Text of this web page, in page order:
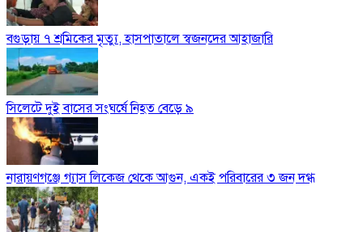
বগুড়ায় ৭ শ্রমিকের মৃত্যু, হাসপাতালে স্বজনদের আহাজারি
সিলেটে দুই বাসের সংঘর্ষে নিহত বেড়ে ৯
নারায়ণগঞ্জে গ্যাস লিকেজ থেকে আগুন, একই পরিবারের ৩ জন দগ্ধ